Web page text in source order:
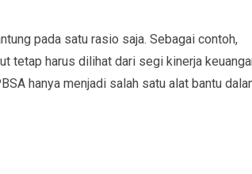
pada satu rasio saja. Sebagai contoh,
tetap harus dilihat dari segi kinerja
hanya menjadi salah satu alat bantu